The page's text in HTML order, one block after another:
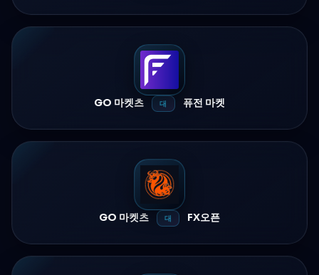
GO 마켓츠 대 퓨전 마켓
GO 마켓츠 대 FX오픈